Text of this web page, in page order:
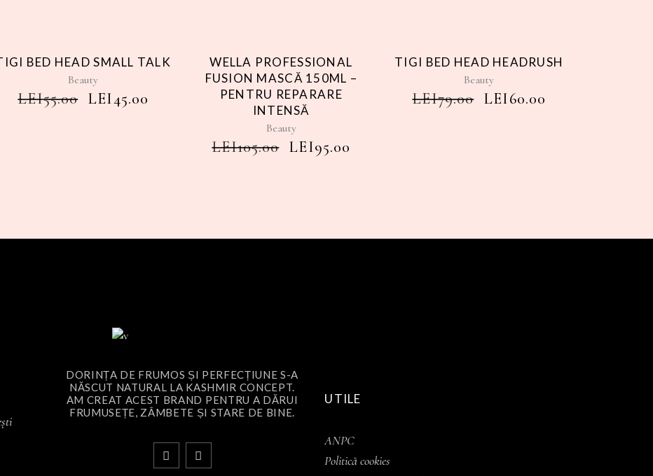
Sale
BED HEAD SMALL TALK
Beauty
LEI55.00 LEI45.00
Sale
WELLA PROFESSIONAL
FUSION MASCĂ 150ML –
PENTRU REPARARE
INTENSĂ
Beauty
LEI105.00 LEI95.00
Sale
TIGI BED HEAD HEADRUSH
Beauty
LEI79.00 LEI60.00
DORINȚA DE FRUMOS ȘI PERFECȚIUNE S-A
NĂSCUT NATURAL LA KASHMIR CONCEPT.
AM CREAT ACEST BRAND PENTRU A DĂRUI
FRUMUSEȚE, ZÂMBETE ȘI STARE DE BINE.
UTILE
ANPC
Politică cookies